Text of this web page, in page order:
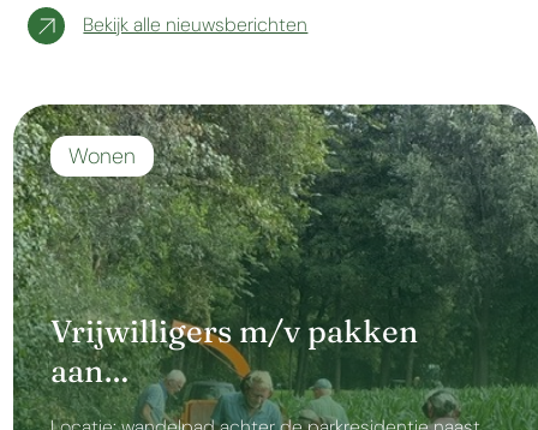
Bekijk alle nieuwsberichten
Vrijwilligers m/v pakken
aan…
Wonen